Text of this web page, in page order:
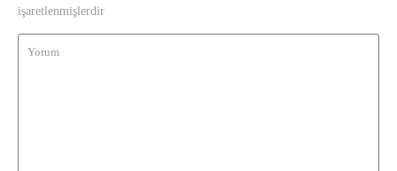
işaretlenmişlerdir